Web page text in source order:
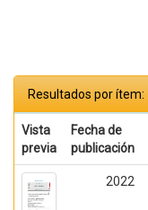
Resultados por ítem:
Vista
previa
Fecha de
publicación
2022